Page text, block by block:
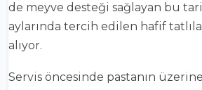
de meyve desteği sağlayan bu
aylarında tercih edilen hafif
alıyor.
Servis öncesinde pastanın